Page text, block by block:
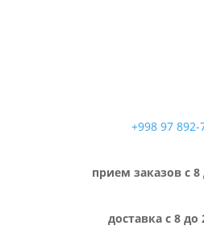
+998 97 892-
прием заказов с 8
доставка с 8 до